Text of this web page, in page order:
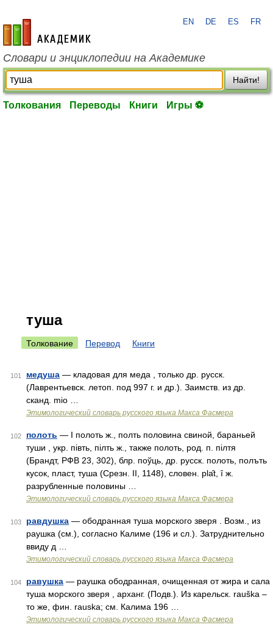
academic.ru
EN DE ES FR
Словари и энциклопедии на Академике
Найти!
Толкования Переводы Книги Игры ⚽
туша
Толкование Перевод Книги
101 медуша — кладовая для меда , только др. русск.
(Лаврентьевск. летоп. под 997 г. и др.). Заимств. из др.
сканд. mio …
Этимологический словарь русского языка Макса Фасмера
102 полоть — I полоть ж., полть половина свиной, бараньей
туши , укр. пiвть, пiлть ж., также полоть, род. п. пiлтя
(Брандт, РФВ 23, 302), блр. поўць, др. русск. полоть, полъть
кусок, пласт, туша (Срезн. II, 1148), словен. рlа̑t, ȋ ж.
разрубленные половины …
Этимологический словарь русского языка Макса Фасмера
103 равдушка — ободранная туша морского зверя . Возм., из
раушка (см.), согласно Калиме (196 и сл.). Затруднительно
ввиду д …
Этимологический словарь русского языка Макса Фасмера
104 равушка — раушка ободранная, очищенная от жира и сала
туша морского зверя , арханг. (Подв.). Из карельск. rauška –
то же, фин. rauska; см. Калима 196 …
Этимологический словарь русского языка Макса Фасмера